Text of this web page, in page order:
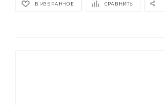
В ИЗБРАННОЕ СРАВНИТЬ